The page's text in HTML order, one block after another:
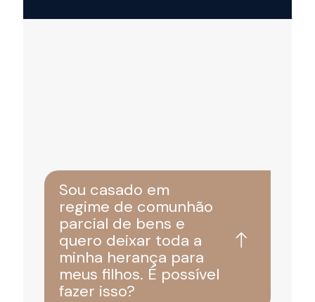
Sou casado em
regime de comunhão
parcial de bens e
quero deixar toda a
minha herança para
meus filhos. É possível
fazer isso?